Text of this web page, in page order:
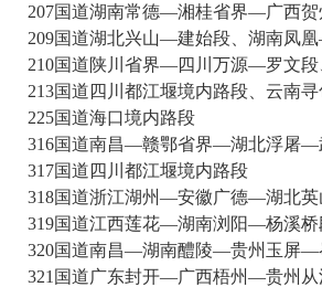
207国道湖南常德—湘桂省界—广西贺
209国道湖北兴山—建始段、湖南凤
210国道陕川省界—四川万源—罗文段
213国道四川都江堰境内路段、云南
225国道海口境内路段
316国道南昌—赣鄂省界—湖北浮屠—
317国道四川都江堰境内路段
318国道浙江湖州—安徽广德—湖北英
319国道江西莲花—湖南浏阳—杨溪桥
320国道南昌—湖南醴陵—贵州玉屏—
321国道广东封开—广西梧州—贵州从